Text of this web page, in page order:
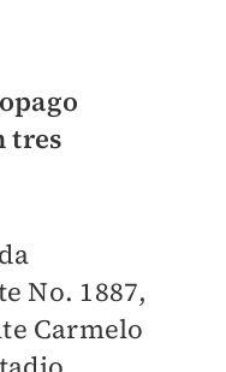
tres
No. 1887,
Carmelo